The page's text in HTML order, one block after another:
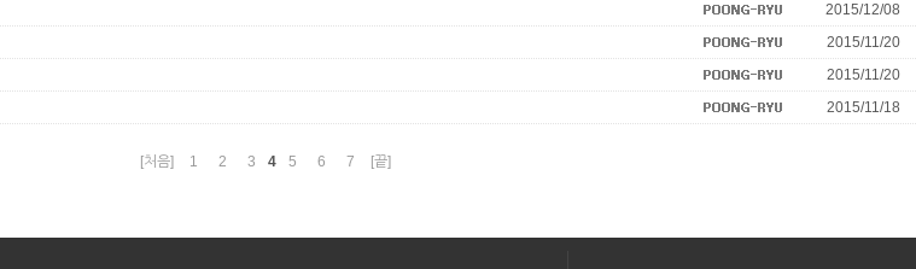
2015/12/08
2015/11/20
2015/11/20
2015/11/18
[처음] 1 2 3 4 5 6 7 [끝]